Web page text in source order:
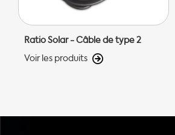
Ratio Solar - Câble de type 2
Voir les produits